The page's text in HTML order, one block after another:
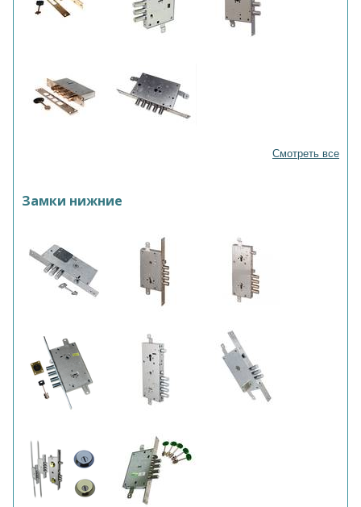
Смотреть все
Замки нижние